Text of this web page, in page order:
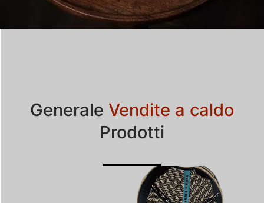
Generale Vendite a caldo
Prodotti